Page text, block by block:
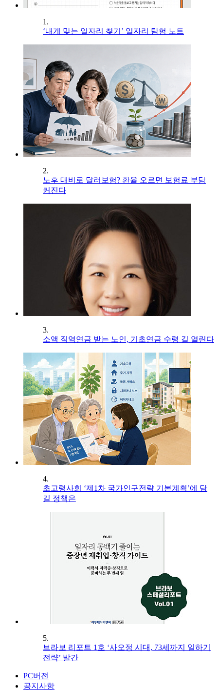
1.
‘내게 맞는 일자리 찾기’ 일자리 탐험 노트
2.
노후 대비로 달러보험? 환율 오르면 보험료 부담
커진다
3.
소액 직역연금 받는 노인, 기초연금 수령 길 열린다
4.
초고령사회 ‘제1차 국가인구전략 기본계획’에 담
길 정책은
5.
브라보 리포트 1호 ‘사오정 시대, 73세까지 일하기
전략’ 발간
PC버전
공지사항